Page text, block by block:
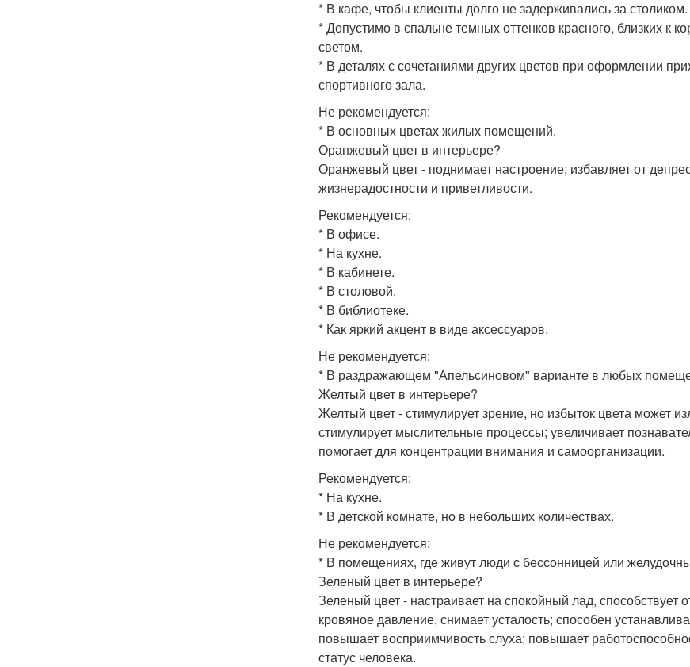
* В кафе, чтобы клиенты долго не задерживались за столиком.
* Допустимо в спальне темных оттенков красного, близких к
светом.
* В деталях с сочетаниями других цветов при оформлении
спортивного зала.
Не рекомендуется:
* В основных цветах жилых помещений.
Оранжевый цвет в интерьере?
Оранжевый цвет - поднимает настроение; избавляет от
жизнерадостности и приветливости.
Рекомендуется:
* В офисе.
* На кухне.
* В кабинете.
* В столовой.
* В библиотеке.
* Как яркий акцент в виде аксессуаров.
Не рекомендуется:
* В раздражающем "Апельсиновом" варианте в любых
Желтый цвет в интерьере?
Желтый цвет - стимулирует зрение, но избыток цвета может
стимулирует мыслительные процессы; увеличивает
помогает для концентрации внимания и самоорганизации.
Рекомендуется:
* На кухне.
* В детской комнате, но в небольших количествах.
Не рекомендуется:
* В помещениях, где живут люди с бессонницей или
Зеленый цвет в интерьере?
Зеленый цвет - настраивает на спокойный лад, способствует
кровяное давление, снимает усталость; способен
повышает восприимчивость слуха; повышает
статус человека.